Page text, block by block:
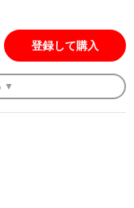
登録して購入
▼